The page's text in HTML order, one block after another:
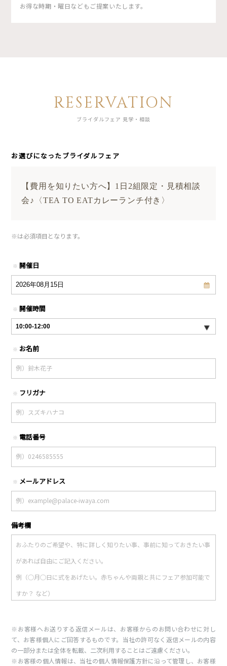
お得な時期・曜日などもご提案いたします。
RESERVATION
ブライダルフェア 見学・相談
お選びになったブライダルフェア
【費用を知りたい方へ】1日2組限定・見積相談
会♪〈TEA TO EATカレーランチ付き〉
※は必須項目となります。
※ 開催日
※ 開催時間
※ お名前
※ フリガナ
※ 電話番号
※ メールアドレス
備考欄
※お客様へお送りする返信メールは、お客様からのお問い合わせに対し
て、お客様個人にご回答するものです。当社の許可なく返信メールの内容
の一部分または全体を転載、二次利用することはご遠慮ください。
※お客様の個人情報は、当社の個人情報保護方針に沿って管理し、お客様